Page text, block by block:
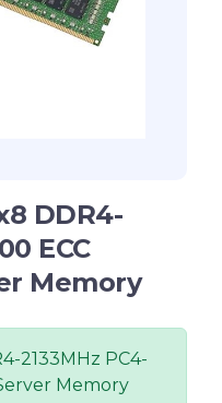
DDR4-
ECC
Memory
2133MHz PC4-
Memory